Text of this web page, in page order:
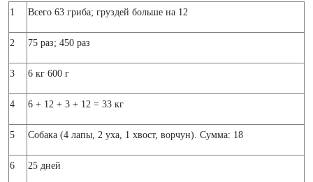
1 Всего 63 гриба; груздей больше на 12
2 75 раз; 450 раз
3 6 кг 600 г
4 6 + 12 + 3 + 12 = 33 кг
5 Собака (4 лапы, 2 уха, 1 хвост, ворчун). Сумма: 18
6 25 дней